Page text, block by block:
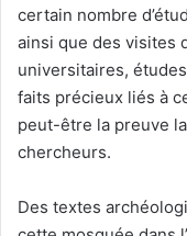
certain nombre
ainsi que des visites
universitaires,
faits précieux liés à
peut-être la preuve
chercheurs.
Des textes